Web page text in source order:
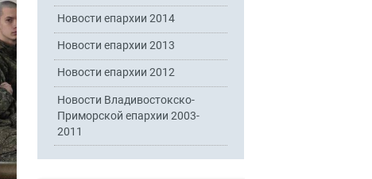
Новости епархии 2014
Новости епархии 2013
Новости епархии 2012
Новости Владивостокско-
Приморской епархии 2003-
2011